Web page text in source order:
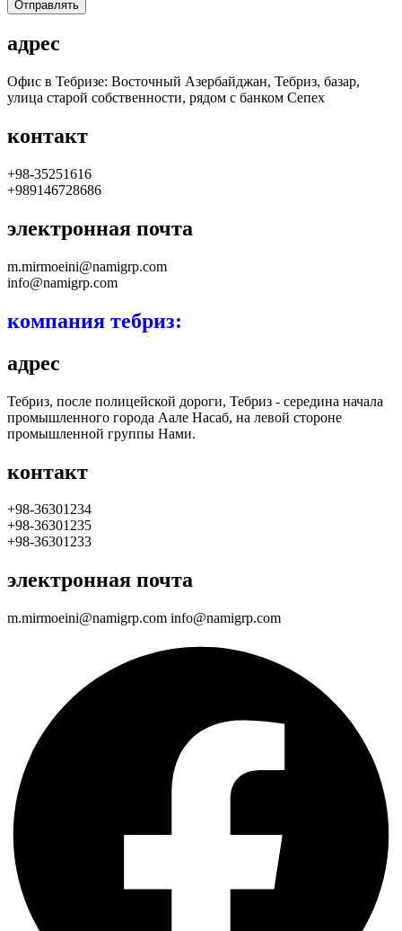
Отправлять
адрес
Офис в Тебризе: Восточный Азербайджан, Тебриз, базар,
улица старой собственности, рядом с банком Сепех
контакт
+98-35251616
+989146728686
электронная почта
m.mirmoeini@namigrp.com
info@namigrp.com
компания тебриз:
адрес
Тебриз, после полицейской дороги, Тебриз - середина начала
промышленного города Аале Насаб, на левой стороне
промышленной группы Нами.
контакт
+98-36301234
+98-36301235
+98-36301233
электронная почта
m.mirmoeini@namigrp.com info@namigrp.com